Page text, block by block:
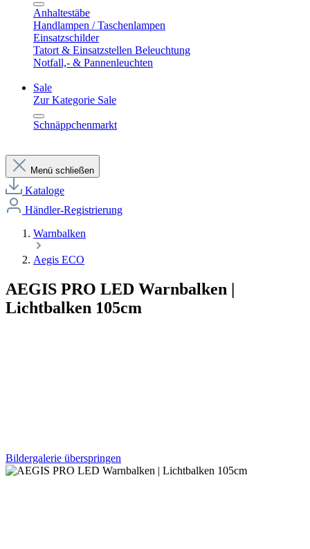
Anhaltestäbe
Handlampen / Taschenlampen
Einsatzschilder
Tatort & Einsatzstellen Beleuchtung
Notfall,- & Pannenleuchten
Sale
Zur Kategorie Sale
Schnäppchenmarkt
Menü schließen
Kataloge
Händler-Registrierung
Warnbalken
Aegis ECO
AEGIS PRO LED Warnbalken |
Lichtbalken 105cm
Bildergalerie überspringen